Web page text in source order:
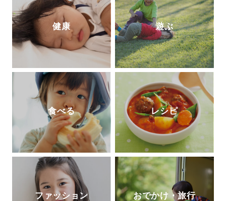
健康 遊ぶ
食べる レシピ
ファッション
おでかけ・旅行